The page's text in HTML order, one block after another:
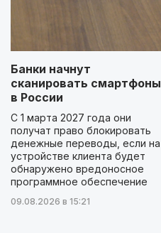
Банки начнут
сканировать смартфоны
в России
С 1 марта 2027 года они
получат право блокировать
денежные переводы, если на
устройстве клиента будет
обнаружено вредоносное
программное обеспечение
09.08.2026 в 15:21